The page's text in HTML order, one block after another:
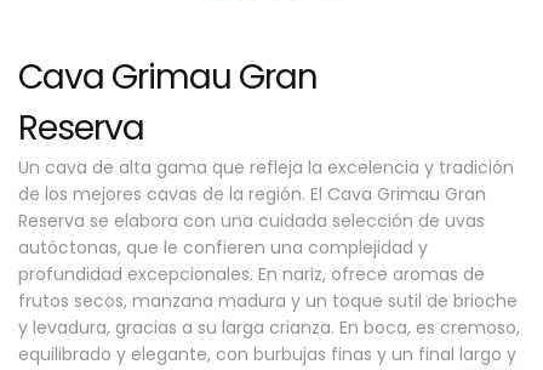
Cava Grimau Gran
Reserva
Un cava de alta gama que refleja la excelencia y tradición
de los mejores cavas de la región. El Cava Grimau Gran
Reserva se elabora con una cuidada selección de uvas
autóctonas, que le confieren una complejidad y
profundidad excepcionales. En nariz, ofrece aromas de
frutos secos, manzana madura y un toque sutil de brioche
y levadura, gracias a su larga crianza. En boca, es cremoso,
equilibrado y elegante, con burbujas finas y un final largo y